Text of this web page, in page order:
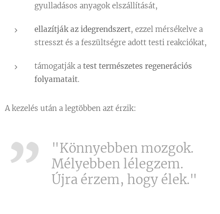
gyulladásos anyagok elszállítását,
ellazítják az idegrendszert, ezzel mérsékelve a
stresszt és a feszültségre adott testi reakciókat,
támogatják a test természetes regenerációs
folyamatait.
A kezelés után a legtöbben azt érzik:
"Könnyebben mozgok.
Mélyebben lélegzem.
Újra érzem, hogy élek."